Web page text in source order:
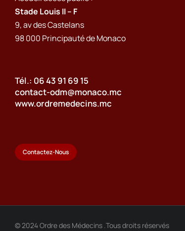
Stade Louis II – F
9, av des Castelans
98 000 Principauté de Monaco
Tél.: 06 43 91 69 15
contact-odm@monaco.mc
www.ordremedecins.mc
Contactez-Nous
© 2024 Ordre des Médecins .Tous droits réservés